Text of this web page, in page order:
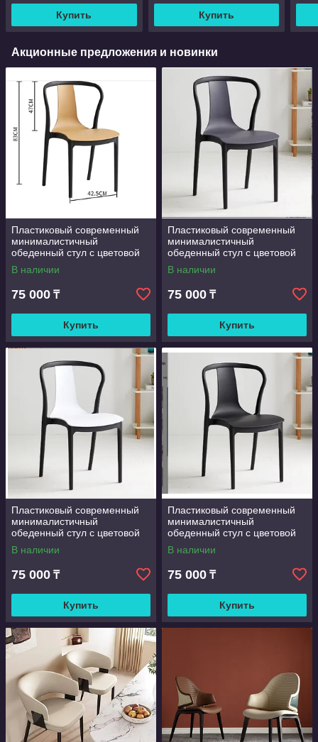
Купить Купить
Акционные предложения и новинки
Пластиковый современный
минималистичный
обеденный стул с цветовой
гаммой в тон для отелей,
ресторанов, кафе
В наличии
75 000 ₸
Купить
Пластиковый современный
минималистичный
обеденный стул с цветовой
гаммой в тон для отелей,
ресторанов, кафе
В наличии
75 000 ₸
Купить
Пластиковый современный
минималистичный
обеденный стул с цветовой
гаммой в тон для отелей,
ресторанов, кафе
В наличии
75 000 ₸
Купить
Пластиковый современный
минималистичный
обеденный стул с цветовой
гаммой в тон для отелей,
ресторанов, кафе
В наличии
75 000 ₸
Купить